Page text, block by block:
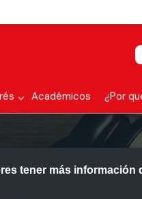
Académicos ¿Por
tener más información